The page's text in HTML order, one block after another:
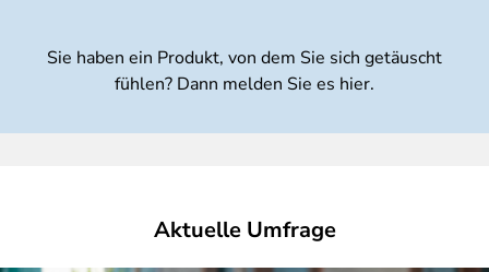
Sie haben ein Produkt, von dem Sie sich getäuscht
fühlen? Dann melden Sie es hier.
Aktuelle Umfrage